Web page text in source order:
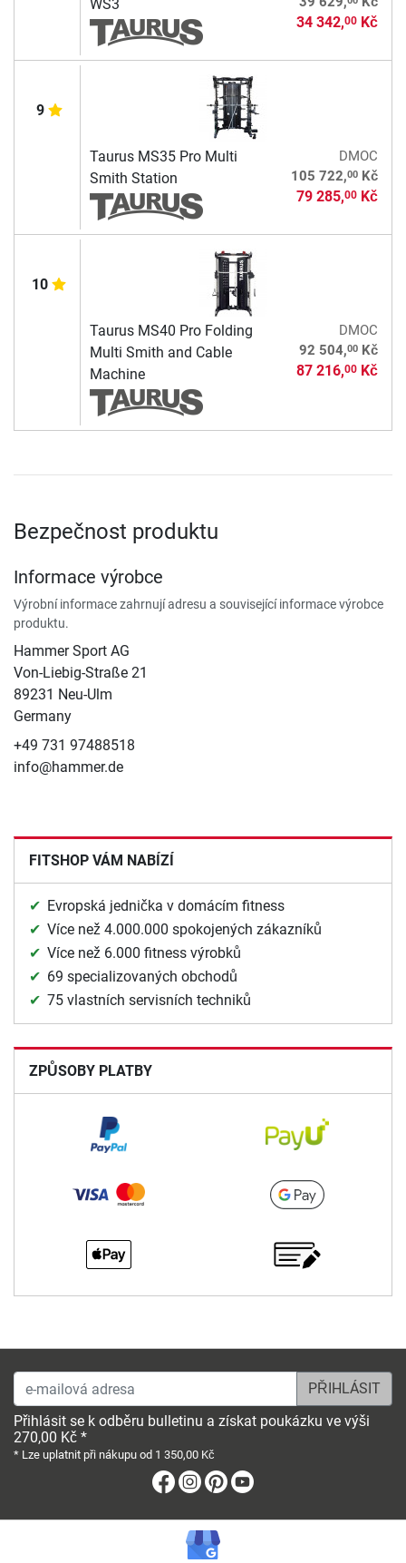
WS3
34 342,00Kč
9
Taurus MS35 Pro Multi
Smith Station
DMOC
105 722,00Kč
79 285,00Kč
10
Taurus MS40 Pro Folding
Multi Smith and Cable
Machine
DMOC
92 504,00Kč
87 216,00Kč
Bezpečnost produktu
Informace výrobce
Výrobní informace zahrnují adresu a související informace výrobce
produktu.
Hammer Sport AG
Von-Liebig-Straße 21
89231 Neu-Ulm
Germany
+49 731 97488518
info@hammer.de
FITSHOP VÁM NABÍZÍ
Evropská jednička v domácím fitness
Více než 4.000.000 spokojených zákazníků
Více než 6.000 fitness výrobků
69 specializovaných obchodů
75 vlastních servisních techniků
ZPŮSOBY PLATBY
e-mailová adresa
Přihlásit se k odběru bulletinu a získat poukázku ve výši
270,00 Kč *
* Lze uplatnit při nákupu od 1 350,00 Kč
Facebook
Instagram
Pinterest